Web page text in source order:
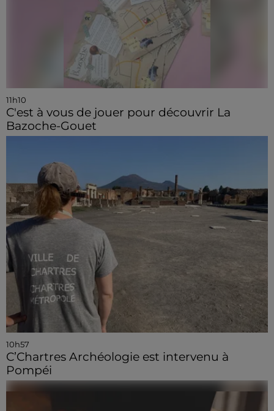
11h10
C'est à vous de jouer pour découvrir La
Bazoche-Gouet
10h57
C’Chartres Archéologie est intervenu à
Pompéi